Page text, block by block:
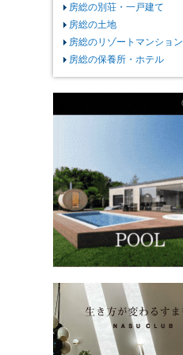
房総の別荘・一戸建て
房総の土地
房総のリゾートマンション
房総の保養所・ホテル